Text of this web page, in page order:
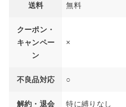
送料 無料
クーポン・
キャンペー
ン
×
不良品対応 ○
解約・退会 特に縛りなし